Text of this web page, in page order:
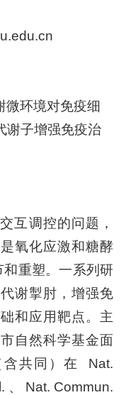
微环境对免疫细
谢子增强免疫治
互调控的问题，
氧化应激和糖酵
重塑。一系列研
谢掣肘，增强免
和应用靶点。主
自然科学基金面
含共同）在 Nat.
、 Nat. Commun.